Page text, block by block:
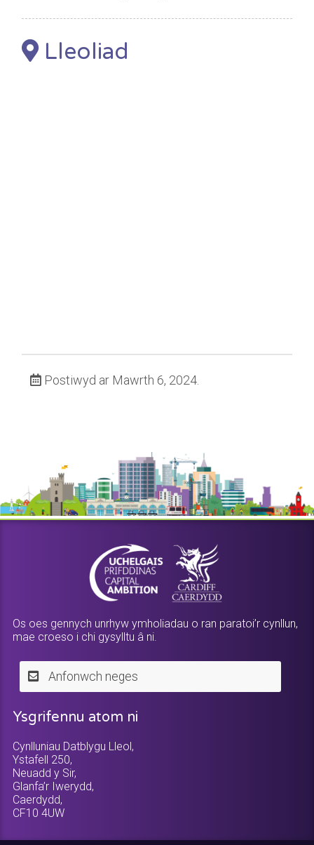
Lleoliad
Postiwyd ar Mawrth 6, 2024.
Os oes gennych unrhyw ymholiadau o ran paratoi’r cynllun,
mae croeso i chi gysylltu â ni.
Anfonwch neges
Ysgrifennu atom ni
Cynlluniau Datblygu Lleol,
Ystafell 250,
Neuadd y Sir,
Glanfa’r Iwerydd,
Caerdydd,
CF10 4UW